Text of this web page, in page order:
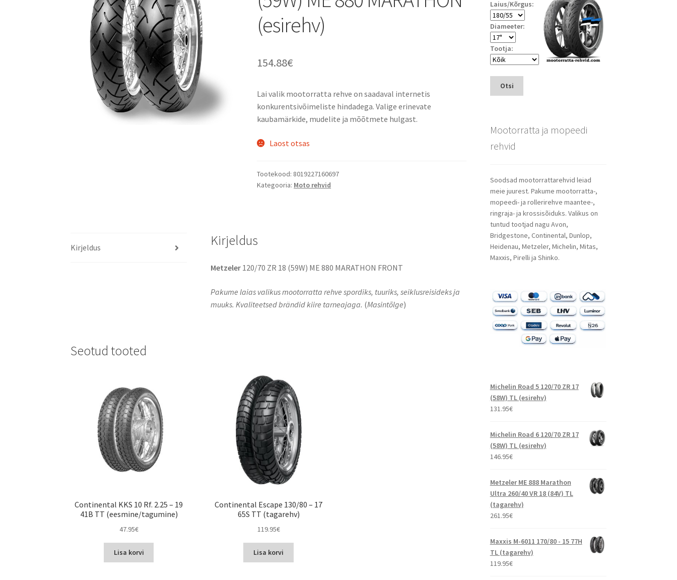
(esirehv)
154.88€
Lai valik mootorratta rehve on saadaval internetis
konkurentsivõimeliste hindadega. Valige erinevate
kaubamärkide, mudelite ja mõõtmete hulgast.
Laost otsas
Tootekood: 8019227160697
Kategooria: Moto rehvid
Kirjeldus Kirjeldus
Metzeler120/70 ZR 18 (59W) ME 880 MARATHON FRONT
Pakume laias valikus mootorratta rehve spordiks, tuuriks, seiklusreisideks ja
muuks. Kvaliteetsed brändid kiire tarneajaga. (Masintõlge)
Seotud tooted
Continental KKS 10 Rf. 2.25 – 19
41B TT (eesmine/tagumine)
47.95€
Lisa korvi
Continental Escape 130/80 – 17
65S TT (tagarehv)
119.95€
Lisa korvi
Laius/Kõrgus:
Diameeter:
Tootja:
Otsi
Mootorratta ja mopeedi
rehvid
Soodsad mootorrattarehvid leiad
meie juurest. Pakume mootorratta-,
mopeedi- ja rollerirehve maantee-,
ringraja- ja krossisõiduks. Valikus on
tuntud tootjad nagu Avon,
Bridgestone, Continental, Dunlop,
Heidenau, Metzeler, Michelin, Mitas,
Maxxis, Pirelli ja Shinko.
Michelin Road 5 120/70 ZR 17
(58W) TL (esirehv)
131.95€
Michelin Road 6 120/70 ZR 17
(58W) TL (esirehv)
146.95€
Metzeler ME 888 Marathon
Ultra 260/40 VR 18 (84V) TL
(tagarehv)
261.95€
Maxxis M-6011 170/80 - 15 77H
TL (tagarehv)
119.95€